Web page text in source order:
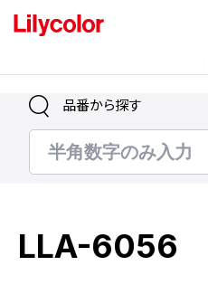
ログイン・新規会員登録
お気に入り
品番から探す
LLA-6056